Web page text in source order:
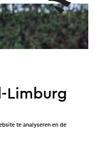
Limburg
te analyseren en de